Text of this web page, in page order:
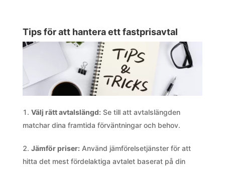
Tips för att hantera ett fastprisavtal
Välj rätt avtalslängd:Se till att avtalslängden
matchar dina framtida förväntningar och behov.
Jämför priser:Använd jämförelsetjänster för att
hitta det mest fördelaktiga avtalet baserat på din